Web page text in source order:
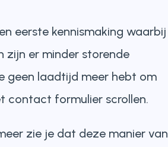
eerste kennismaking waarbij
zijn er minder storende
geen laadtijd meer hebt om
contact formulier scrollen.
zie je dat deze manier van